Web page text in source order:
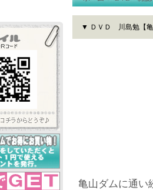
▼ ＤＶＤ 川島勉【亀
亀山ダムに通い